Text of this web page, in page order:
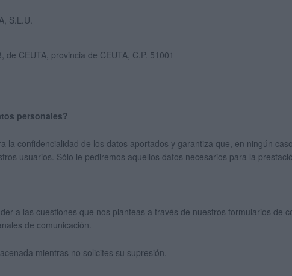
S.L.U.
de CEUTA, provincia de CEUTA, C.P. 51001
personales?
la confidencialidad de los datos aportados y garantiza que, en ningún
usuarios. Sólo le pediremos aquellos datos necesarios para la
a las cuestiones que nos planteas a través de nuestros formularios de
de comunicación.
mientras no solicites su supresión.